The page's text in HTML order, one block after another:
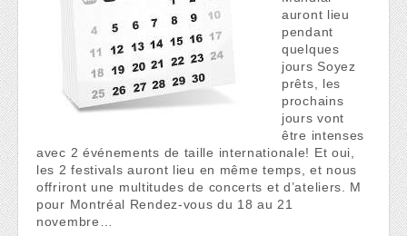
auront lieu
pendant
quelques
jours Soyez
prêts, les
prochains
jours vont
être intenses
avec 2 événements de taille internationale! Et oui,
les 2 festivals auront lieu en même temps, et nous
offriront une multitudes de concerts et d’ateliers. M
pour Montréal Rendez-vous du 18 au 21
novembre…